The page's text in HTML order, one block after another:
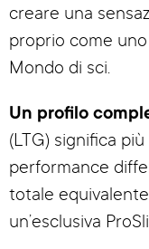
creare una
proprio come
Mondo di sci.
Un profilo
(LTG) significa
performance
totale
un’esclusiva